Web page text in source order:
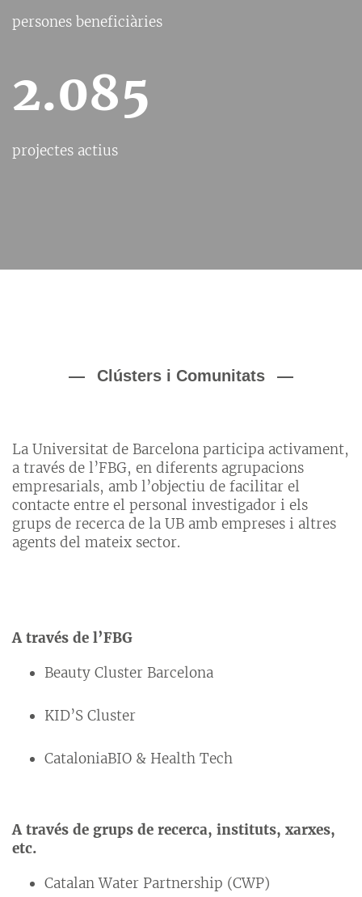
persones beneficiàries
2.085
projectes actius
Clústers i Comunitats
La Universitat de Barcelona participa activament,
a través de l’FBG, en diferents agrupacions
empresarials, amb l’objectiu de facilitar el
contacte entre el personal investigador i els
grups de recerca de la UB amb empreses i altres
agents del mateix sector.
A través de l’FBG
Beauty Cluster Barcelona
KID’S Cluster
CataloniaBIO & Health Tech
A través de grups de recerca, instituts, xarxes,
etc.
Catalan Water Partnership (CWP)